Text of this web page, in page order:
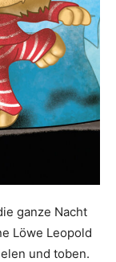
ganze Nacht
Löwe Leopold
und toben.